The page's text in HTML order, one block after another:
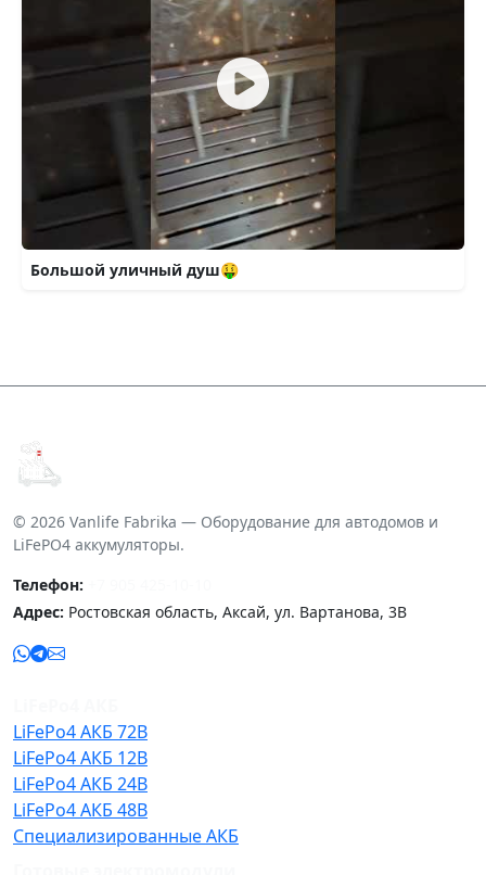
Большой уличный душ🤑
© 2026 Vanlife Fabrika — Оборудование для автодомов и
LiFePO4 аккумуляторы.
Телефон:
Адрес: Ростовская область, Аксай, ул. Вартанова, 3В
LiFePo4 АКБ 72В
LiFePo4 АКБ 12В
LiFePo4 АКБ 24В
LiFePo4 АКБ 48В
Специализированные АКБ